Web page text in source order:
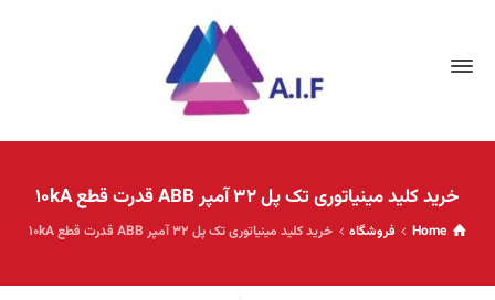
خرید کلید مينياتوری تک پل 32 آمپر ABB قدرت قطع 10kA
Home فروشگاه خرید کلید مينياتوری تک پل 32 آمپر ABB قدرت قطع 10kA